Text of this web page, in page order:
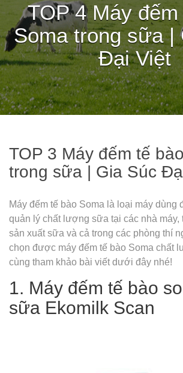
TOP 4 Máy
Soma trong sữa |
Đại Việt
TOP 3 Máy đếm tế
trong sữa | Gia Súc
Máy đếm tế bào Soma là loại máy dùng
quản lý chất lượng sữa tại các nhà máy,
sản xuất sữa và cả trong các phòng thí
chọn được máy đếm tế bào Soma chất
cùng tham khảo bài viết dưới đây nhé!
1. Máy đếm tế bào
sữa Ekomilk Scan